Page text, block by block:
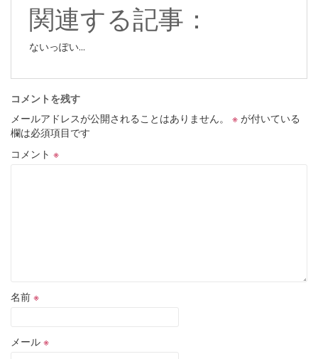
関連する記事：
ないっぽい...
コメントを残す
メールアドレスが公開されることはありません。
※ が付いている
欄は必須項目です
コメント ※
名前 ※
メール ※